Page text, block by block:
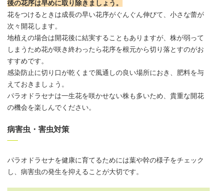
後の花序は早めに取り除きましょう。
花をつけるときは成長の早い花序がぐんぐん伸びて、小さな蕾が
次々開花します。
地植えの場合は開花後に結実することもありますが、株が弱って
しまうため花が咲き終わったら花序を根元から切り落とすのがお
すすめです。
感染防止に切り口が乾くまで風通しの良い場所におき、肥料を与
えておきましょう。
パラオドラセナは一生花を咲かせない株も多いため、貴重な開花
の機会を楽しんでください。
病害虫・害虫対策
パラオドラセナを健康に育てるためには葉や幹の様子をチェック
し、病害虫の発生を抑えることが大切です。